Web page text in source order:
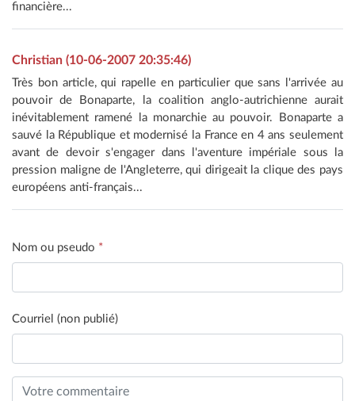
financière...
Christian (10-06-2007 20:35:46)
Très bon article, qui rapelle en particulier que sans l'arrivée au
pouvoir de Bonaparte, la coalition anglo-autrichienne aurait
inévitablement ramené la monarchie au pouvoir. Bonaparte a
sauvé la République et modernisé la France en 4 ans seulement
avant de devoir s'engager dans l'aventure impériale sous la
pression maligne de l'Angleterre, qui dirigeait la clique des pays
européens anti-français...
Nom ou pseudo *
Courriel (non publié)